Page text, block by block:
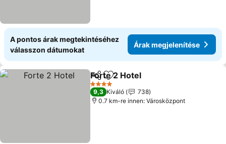
A pontos árak megtekintéséhez
válasszon dátumokat
Árak megjelenítése
Megosztás
Hozzáadás a kedvencekhez
Forte 2 Hotel
4 Kategória
9,3 Kiváló
738
0.7 km-re innen: Városközpont